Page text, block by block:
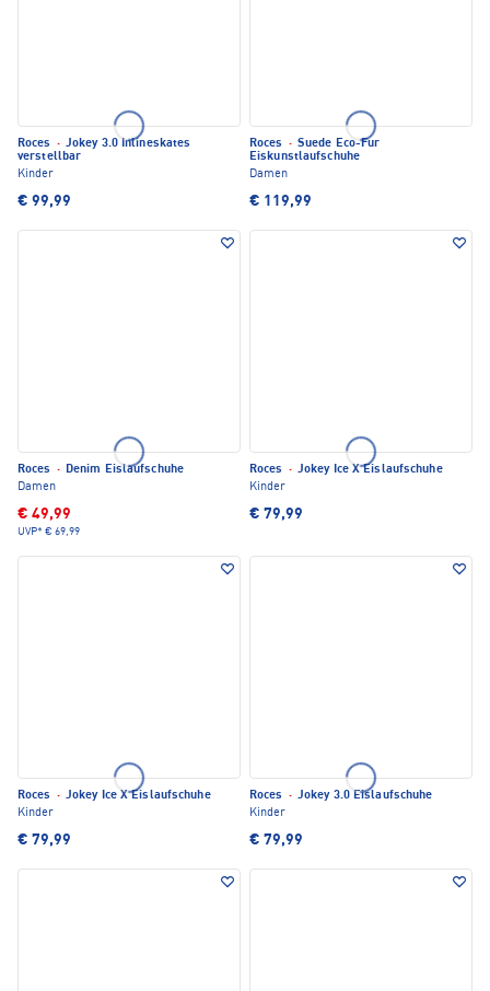
Roces · Jokey 3.0 Inlineskates
verstellbar
Kinder
€ 99,99
Roces · Suede Eco-Fur
Eiskunstlaufschuhe
Damen
€ 119,99
Roces · Denim Eislaufschuhe
Damen
€ 49,99
UVP* € 69,99
Roces · Jokey Ice X Eislaufschuhe
Kinder
€ 79,99
Roces · Jokey Ice X Eislaufschuhe
Kinder
€ 79,99
Roces · Jokey 3.0 Eislaufschuhe
Kinder
€ 79,99